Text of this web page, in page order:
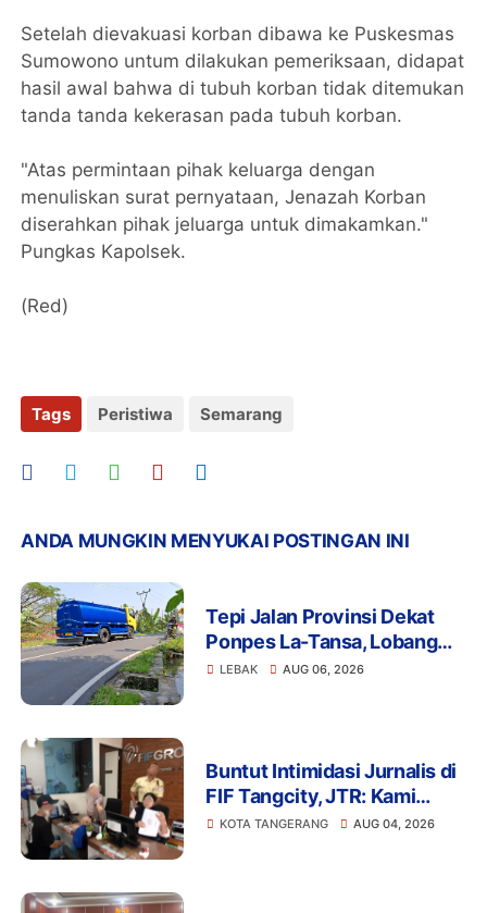
Setelah dievakuasi korban dibawa ke Puskesmas
Sumowono untum dilakukan pemeriksaan, didapat
hasil awal bahwa di tubuh korban tidak ditemukan
tanda tanda kekerasan pada tubuh korban.
"Atas permintaan pihak keluarga dengan
menuliskan surat pernyataan, Jenazah Korban
diserahkan pihak jeluarga untuk dimakamkan."
Pungkas Kapolsek.
(Red)
Tags Peristiwa Semarang
ANDA MUNGKIN MENYUKAI POSTINGAN INI
Tepi Jalan Provinsi Dekat
Ponpes La-Tansa, Lobang
Pengambilan Air Ancam
LEBAK AUG 06, 2026
Buntut Intimidasi Jurnalis di
FIF Tangcity, JTR: Kami
Tidak Akan Tinggal Diam!
KOTA TANGERANG AUG 04, 2026